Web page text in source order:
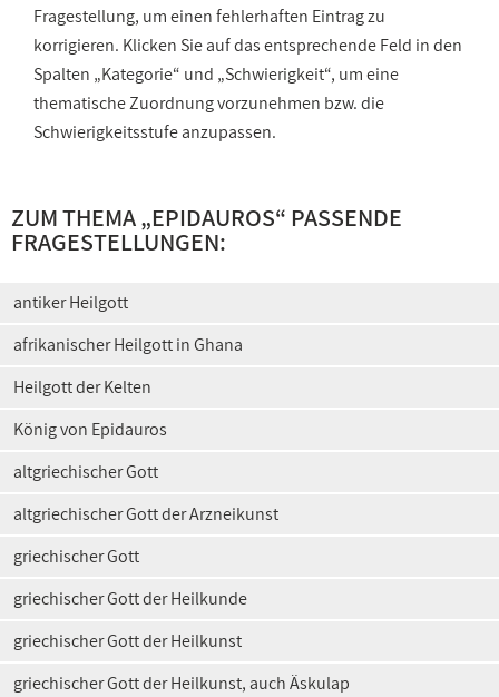
Fragestellung, um einen fehlerhaften Eintrag zu
korrigieren. Klicken Sie auf das entsprechende Feld in den
Spalten „Kategorie“ und „Schwierigkeit“, um eine
thematische Zuordnung vorzunehmen bzw. die
Schwierigkeitsstufe anzupassen.
ZUM THEMA „EPIDAUROS“ PASSENDE
FRAGESTELLUNGEN:
antiker Heilgott
afrikanischer Heilgott in Ghana
Heilgott der Kelten
König von Epidauros
altgriechischer Gott
altgriechischer Gott der Arzneikunst
griechischer Gott
griechischer Gott der Heilkunde
griechischer Gott der Heilkunst
griechischer Gott der Heilkunst, auch Äskulap